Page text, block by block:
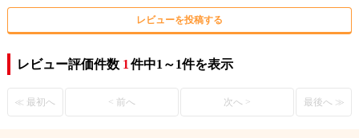
レビューを投稿する
レビュー評価件数 1 件中1～1件を表示
≪ 最初へ < 前へ 次へ > 最後へ ≫